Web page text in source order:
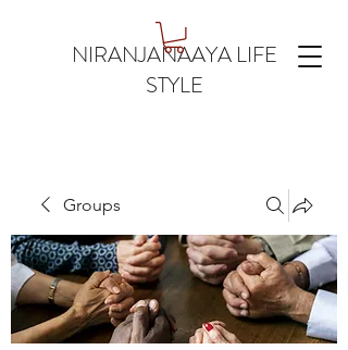
NIRANJANAAYA LIFE
STYLE
Groups